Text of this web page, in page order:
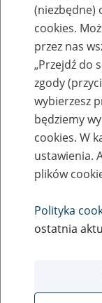
Słownik
Glossary
(niezbędne)
cookies.
przez nas
„Przejdź do
zgody
wybierzesz
będziemy
cookies. W
ustawienia.
plików
Polityka
ostatnia